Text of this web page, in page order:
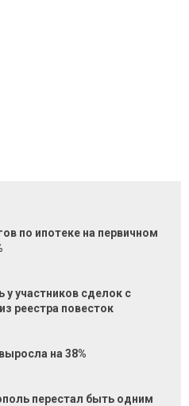
по ипотеке на первичном
у участников сделок с
реестра повесток
на 38%
перестал быть одним